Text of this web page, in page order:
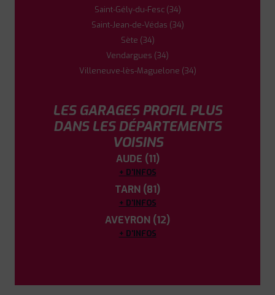
Saint-Gély-du-Fesc (34)
Saint-Jean-de-Védas (34)
Sète (34)
Vendargues (34)
Villeneuve-lès-Maguelone (34)
LES GARAGES PROFIL PLUS
DANS LES DÉPARTEMENTS
VOISINS
AUDE (11)
+ D'INFOS
TARN (81)
+ D'INFOS
AVEYRON (12)
+ D'INFOS